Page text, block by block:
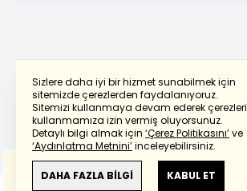
Sizlere daha iyi bir hizmet sunabilmek için
sitemizde çerezlerden faydalanıyoruz.
Sitemizi kullanmaya devam ederek çerezleri
kullanmamıza izin vermiş oluyorsunuz.
Detaylı bilgi almak için ‘Çerez Politikasını’ve
‘Aydınlatma Metnini’inceleyebilirsiniz.
DAHA FAZLA BİLGİ KABUL ET
Powered by Translate
Bu çevirideGoogle Transletekullanılmıştır.
Anlam ve çeviri hatalarından
haberturk.com
sorumlu değildir.